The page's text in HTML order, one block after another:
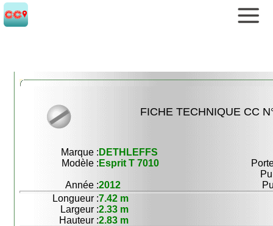
FICHE TECHNIQUE CC
Marque : DETHLEFFS
Modèle : Esprit T 7010
Année :2012
Longueur :7.42 m
Largeur :2.33 m
Hauteur :2.83 m